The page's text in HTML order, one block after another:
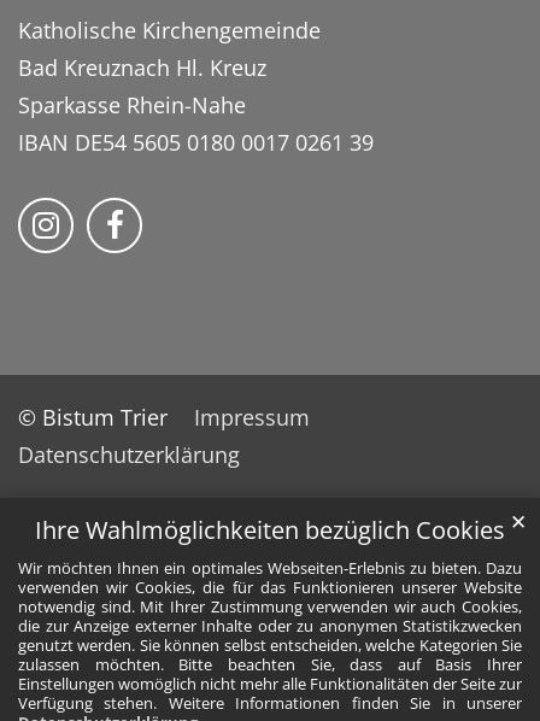
Ihre Wahlmöglichkeiten bezüglich Cookies
Wir möchten Ihnen ein optimales Webseiten-Erlebnis zu bieten. Dazu
verwenden wir Cookies, die für das Funktionieren unserer Website
notwendig sind. Mit Ihrer Zustimmung verwenden wir auch Cookies,
die zur Anzeige externer Inhalte oder zu anonymen Statistikzwecken
genutzt werden. Sie können selbst entscheiden, welche Kategorien Sie
zulassen möchten. Bitte beachten Sie, dass auf Basis Ihrer
Einstellungen womöglich nicht mehr alle Funktionalitäten der Seite zur
Verfügung stehen. Weitere Informationen finden Sie in unserer
✕
Katholische Kirchengemeinde
Bad Kreuznach Hl. Kreuz
Sparkasse Rhein-Nahe
IBAN DE54 5605 0180 0017 0261 39
Bistum Trier auf Instragram
Bistum Trier auf Facebook
© Bistum Trier
Impressum
Datenschutzerklärung